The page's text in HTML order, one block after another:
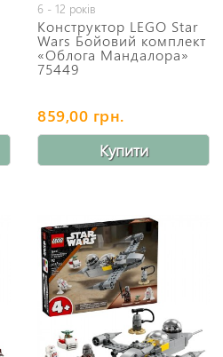
6 - 12 років
Конструктор LEGO Star
Wars Бойовий комплект
«Облога Мандалора»
75449
859,00 грн.
Купити